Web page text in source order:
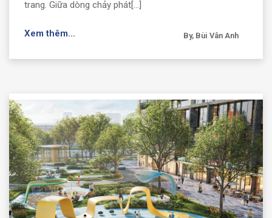
trang. Giữa dòng chảy phát[...]
Xem thêm... By, Bùi Vân Anh